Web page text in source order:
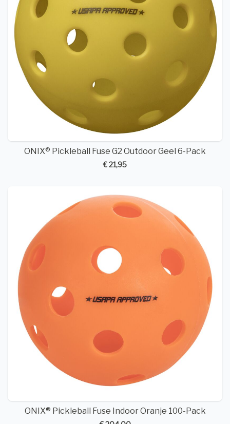
ONIX® Pickleball Fuse G2 Outdoor Geel 6-Pack
€ 21,95
ONIX® Pickleball Fuse Indoor Oranje 100-Pack